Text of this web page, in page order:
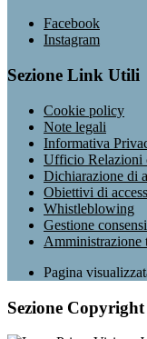
Facebook
Instagram
Sezione Link Utili
Cookie policy
Note legali
Informativa
Ufficio Relazioni
Dichiarazione di
Obiettivi di
Whistleblowing
Gestione
Amministrazione
Pagina
Sezione Copyright